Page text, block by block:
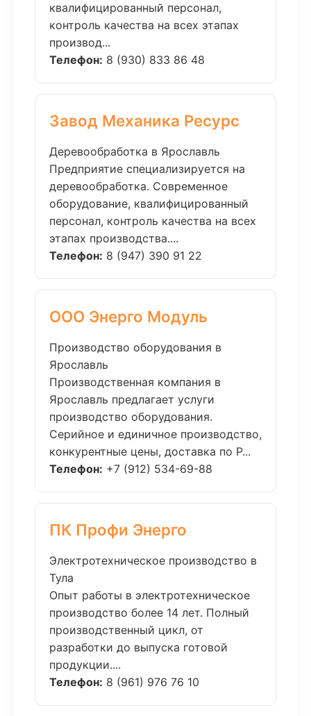
квалифицированный персонал,
контроль качества на всех этапах
производ...
Телефон: 8 (930) 833 86 48
Завод Механика Ресурс
Деревообработка в Ярославль
Предприятие специализируется на
деревообработка. Современное
оборудование, квалифицированный
персонал, контроль качества на всех
этапах производства....
Телефон: 8 (947) 390 91 22
ООО Энерго Модуль
Производство оборудования в
Ярославль
Производственная компания в
Ярославль предлагает услуги
производство оборудования.
Серийное и единичное производство,
конкурентные цены, доставка по Р...
Телефон: +7 (912) 534-69-88
ПК Профи Энерго
Электротехническое производство в
Тула
Опыт работы в электротехническое
производство более 14 лет. Полный
производственный цикл, от
разработки до выпуска готовой
продукции....
Телефон: 8 (961) 976 76 10